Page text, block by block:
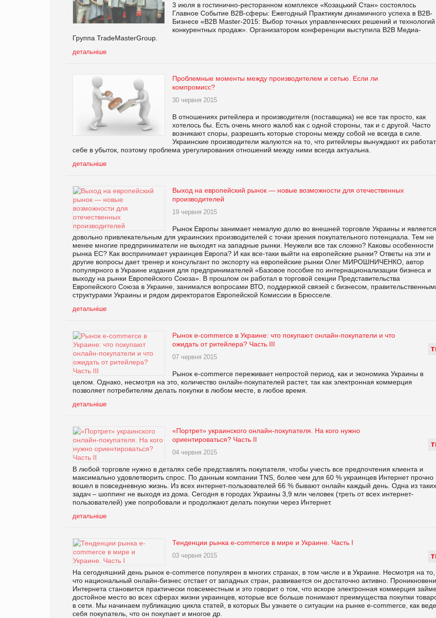
3 июля в гостинично-ресторанном комплексе «Козацький Стан» состоялось
Главное Событие В2В-сферы: Ежегодный Практикум динамичного успеха в В2В-
Бизнесе «B2B Master-2015: Выбор точных управленческих решений и технологий
конкурентных продаж». Организатором конференции выступила В2В Медиа-
Группа TradeMasterGroup.
детальніше
Проблемные моменты между производителем и сетью. Если ли
компромисс?
30 червня 2015
В отношениях ритейлера и производителя (поставщика) не все так просто, как
хотелось бы. Есть очень много жалоб как с одной стороны, так и с другой. Часто
возникают споры, разрешить которые стороны между собой не всегда в силе.
Украинские производители жалуются на то, что ритейлеры вынуждают их
себе в убыток, поэтому проблема урегулирования отношений между ними всегда актуальна.
детальніше
Выход на европейский рынок — новые возможности для отечественных
производителей
19 червня 2015
Рынок Европы занимает немалую долю во внешней торговле Украины и является
довольно привлекательным для украинских производителей с точки зрения покупательного потенциала. Тем не
менее многие предприниматели не выходят на западные рынки. Неужели все так сложно? Каковы особенности
рынка ЕС? Как воспринимает украинцев Европа? И как все-таки выйти на европейские рынки? Ответы на эти и
другие вопросы дает тренер и консультант по экспорту на европейские рынки Олег МИРОШНИЧЕНКО, автор
популярного в Украине издания для предпринимателей «Базовое пособие по интернационализации бизнеса и
выходу на рынки Европейского Союза». В прошлом он работал в торговой секции Представительства
Европейского Союза в Украине, занимался вопросами ВТО, поддержкой связей с бизнесом,
структурами Украины и рядом директоратов Европейской Комиссии в Брюсселе.
детальніше
Т
Рынок e-commerce в Украине: что покупают онлайн-покупатели и что
ожидать от ритейлера? Часть ІІІ
07 червня 2015
Рынок e-commerce переживает непростой период, как и экономика Украины в
целом. Однако, несмотря на это, количество онлайн-покупателей растет, так как электронная коммерция
позволяет потребителям делать покупки в любом месте, в любое время.
детальніше
Т
«Портрет» украинского онлайн-покупателя. На кого нужно
ориентироваться? Часть ІІ
04 червня 2015
В любой торговле нужно в деталях себе представлять покупателя, чтобы учесть все предпочтения клиента и
максимально удовлетворить спрос. По данным компании TNS, более чем для 60 % украинцев Интернет прочно
вошел в повседневную жизнь. Из всех интернет-пользователей 66 % бывают онлайн каждый день. Одна из таких
задач – шоппинг не выходя из дома. Сегодня в городах Украины 3,9 млн человек (треть от всех интернет-
пользователей) уже попробовали и продолжают делать покупки через Интернет.
детальніше
Т
Тенденции рынка e-commerce в мире и Украине. Часть I
03 червня 2015
На сегодняшний день рынок e-commerce популярен в многих странах, в том числе и в Украине. Несмотря на то,
что национальный онлайн-бизнес отстает от западных стран, развивается он достаточно активно.
Интернета становится практически повсеместным и это говорит о том, что вскоре электронная коммерция
достойное место во всех сферах жизни украинцев, которые все больше понимают преимущества покупки
в сети. Мы начинаем публикацию цикла статей, в которых Вы узнаете о ситуации на рынке e-commerce, как
себя покупатель, что он покупает и многое др.